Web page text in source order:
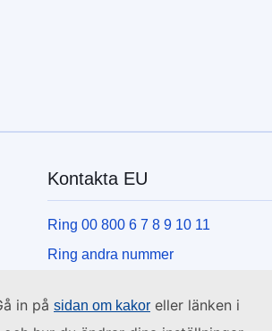
in på sidan om kakor eller länken i
Kontakta EU
Ring 00 800 6 7 8 9 10 11
Ring andra nummer
Besök ett EU-centrum